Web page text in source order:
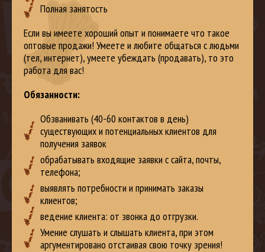
Полная занятость
Если вы имеете хороший опыт и понимаете что такое
оптовые продажи! Умеете и любите общаться с людьми
(тел, интернет), умеете убеждать (продавать), то это
работа для вас!
Обязанности:
Обзванивать (40-60 контактов в день)
существующих и потенциальных клиентов для
получения заявок
обрабатывать входящие заявки с сайта, почты,
телефона;
выявлять потребности и принимать заказы
клиентов;
ведение клиента: от звонка до отгрузки.
Умение слушать и слышать клиента, при этом
аргументировано отстаивая свою точку зрения!